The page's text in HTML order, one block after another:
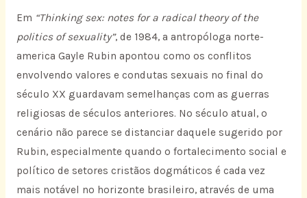
Em “Thinking sex: notes for a radical theory of the
politics of sexuality”, de 1984, a antropóloga norte-
america Gayle Rubin apontou como os conflitos
envolvendo valores e condutas sexuais no final do
século XX guardavam semelhanças com as guerras
religiosas de séculos anteriores. No século atual, o
cenário não parece se distanciar daquele sugerido por
Rubin, especialmente quando o fortalecimento social e
político de setores cristãos dogmáticos é cada vez
mais notável no horizonte brasileiro, através de uma